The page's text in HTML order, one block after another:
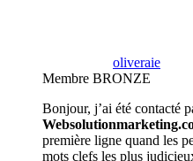
oliveraie
Membre BRONZE
Bonjour, j’ai été contacté
première ligne quand les
mots clefs les plus